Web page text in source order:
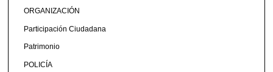
ORGANIZACIÓN
Participación Ciudadana
Patrimonio
POLICÍA